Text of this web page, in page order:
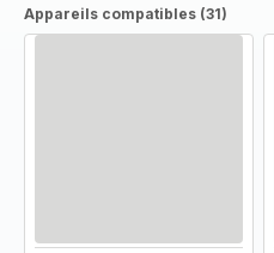
Appareils compatibles (31)